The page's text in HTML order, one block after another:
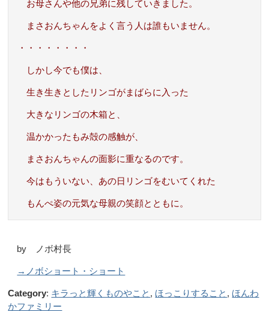
お母さんや他の兄弟に残していきました。
まさおんちゃんをよく言う人は誰もいません。
・・・・・・・・
しかし今でも僕は、
生き生きとしたリンゴがまばらに入った
大きなリンゴの木箱と、
温かかったもみ殻の感触が、
まさおんちゃんの面影に重なるのです。
今はもういない、あの日リンゴをむいてくれた
もんぺ姿の元気な母親の笑顔とともに。
by ノボ村長
→ノボショート・ショート
Category: キラっと輝くものやこと ,ほっこりすること ,ほんわ
かファミリー